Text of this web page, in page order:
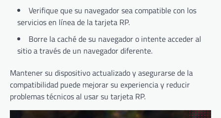
Verifique que su navegador sea compatible con los
servicios en línea de la tarjeta RP.
Borre la caché de su navegador o intente acceder al
sitio a través de un navegador diferente.
Mantener su dispositivo actualizado y asegurarse de la
compatibilidad puede mejorar su experiencia y reducir
problemas técnicos al usar su tarjeta RP.